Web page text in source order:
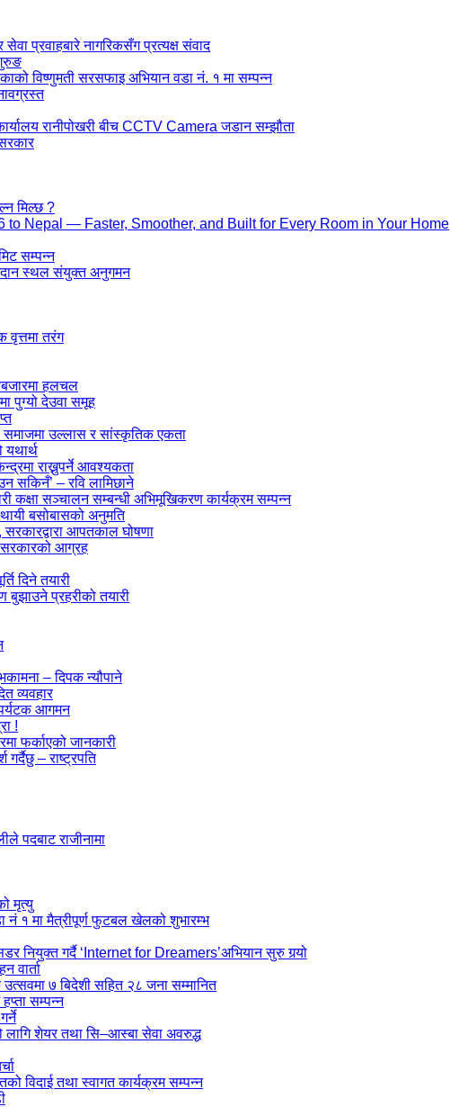
प्रवाहबारे नागरिकसँग प्रत्यक्ष संवाद
विष्णुमती सरसफाइ अभियान वडा नं. १ मा सम्पन्न
रानीपोखरी बीच CCTV Camera जडान सम्झौता
मिल्छ ?
to Nepal — Faster, Smoother, and Built for Every Room in Your Home
सम्पन्न
स्थल संयुक्त अनुगमन
वृत्तमा तरंग
हलचल
पुग्यो देउवा समूह
समाजमा उल्लास र सांस्कृतिक एकता
यथार्थ
राख्नुपर्ने आवश्यकता
सकिनँ’ – रवि लामिछाने
कक्षा सञ्चालन सम्बन्धी अभिमूखिकरण कार्यक्रम सम्पन्न
बसोबासको अनुमति
सरकारद्वारा आपतकाल घोषणा
सरकारको आग्रह
दिने तयारी
बुझाउने प्रहरीको तयारी
– दिपक न्यौपाने
व्यवहार
आगमन
!
फर्काएको जानकारी
– राष्ट्रपति
पदबाट ‍राजीनामा
मृत्यु
नं १ मा मैत्रीपूर्ण फुटबल खेलको शुभारम्भ
नियुक्त गर्दै ‘Internet for Dreamers’अभियान सुरु गर्‍यो
वार्ता
७ बिदेशी सहित २८ जना सम्मानित
सम्पन्न
शेयर तथा सि–आस्बा सेवा अवरुद्ध
विदाई तथा स्वागत कार्यक्रम सम्पन्न